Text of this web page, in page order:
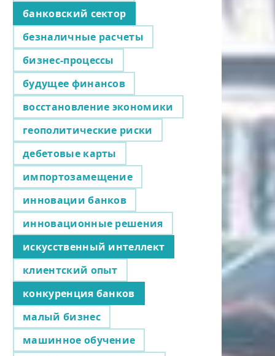
банковский сектор
безналичные расчеты
бизнес-процессы
будущее финансов
восстановление экономики
геополитические риски
дебетовые карты
импортозамещение
инновации банков
инновационные решения
искусственный интеллект
клиентский опыт
конкуренция банков
малый бизнес
машинное обучение